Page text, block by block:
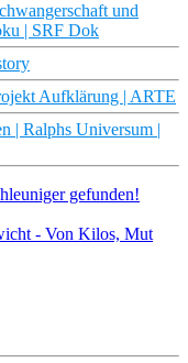
und
| SRF Dok
Aufklärung | ARTE
| Ralphs Universum |
gefunden!
- Von Kilos, Mut